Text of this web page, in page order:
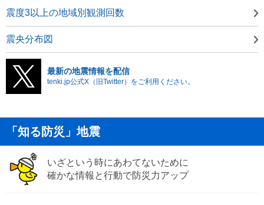
震度3以上の地域別観測回数
震央分布図
最新の地震情報を配信
tenki.jp公式X（旧Twitter）をご利用ください。
「知る防災」地震
いざという時にあわてないために
確かな情報と行動で防災力アップ